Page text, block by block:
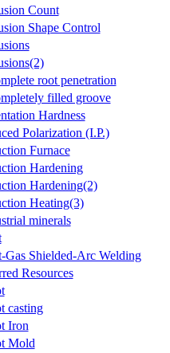
Count
Shape Control
root penetration
filled groove
Hardness
Polarization (I.P.)
Furnace
Hardening
Hardening(2)
Heating(3)
minerals
Gas Shielded-Arc Welding
Resources
casting
Iron
Mold